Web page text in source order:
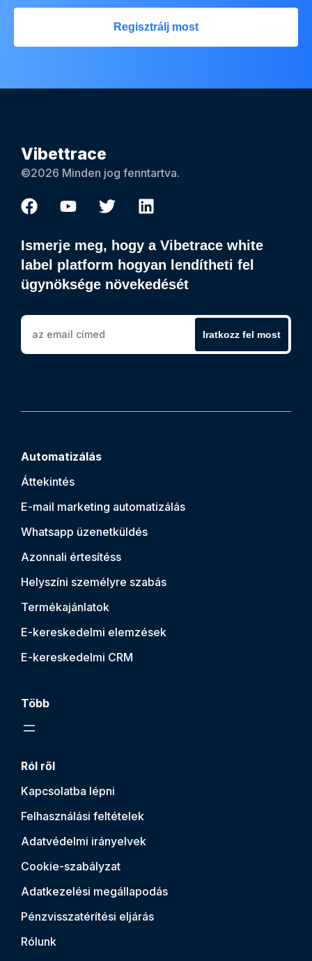
Regisztrálj most
Vibettrace
©2026 Minden jog fenntartva.
Ismerje meg, hogy a Vibetrace white
label platform hogyan lendítheti fel
ügynöksége növekedését
Iratkozz fel most
Automatizálás
Áttekintés
E-mail marketing automatizálás
Whatsapp üzenetküldés
Azonnali értesítéss
Helyszíni személyre szabás
Termékajánlatok
E-kereskedelmi elemzések
E-kereskedelmi CRM
Több
Ról ről
Kapcsolatba lépni
Felhasználási feltételek
Adatvédelmi irányelvek
Cookie-szabályzat
Adatkezelési megállapodás
Pénzvisszatérítési eljárás
Rólunk